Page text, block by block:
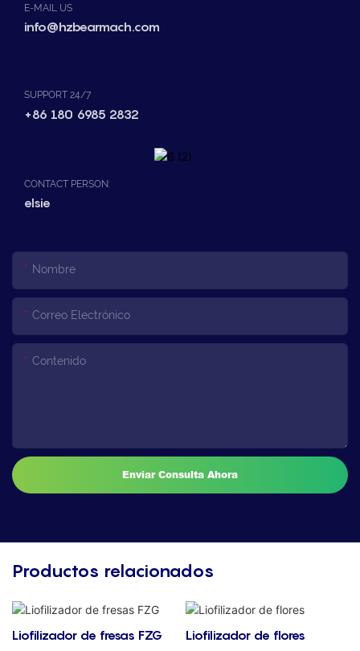
E-MAIL US
info@hzbearmach.com
SUPPORT 24/7
+86 180 6985 2832
CONTACT PERSON:
elsie
Nombre
Correo Electrónico
Contenido
Enviar Consulta Ahora
Productos relacionados
Liofilizador de fresas FZG Liofilizador de flores